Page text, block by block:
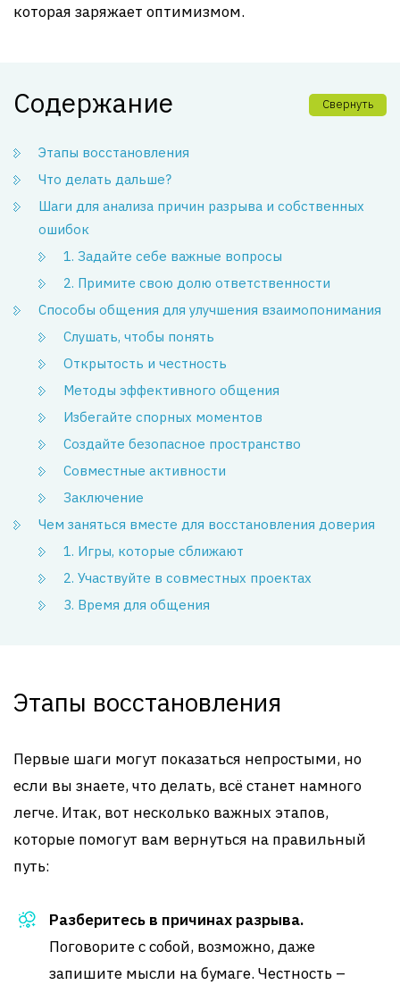
которая заряжает оптимизмом.
Содержание Свернуть
Этапы восстановления
Что делать дальше?
Шаги для анализа причин разрыва и собственных
ошибок
1. Задайте себе важные вопросы
2. Примите свою долю ответственности
Способы общения для улучшения взаимопонимания
Слушать, чтобы понять
Открытость и честность
Методы эффективного общения
Избегайте спорных моментов
Создайте безопасное пространство
Совместные активности
Заключение
Чем заняться вместе для восстановления доверия
1. Игры, которые сближают
2. Участвуйте в совместных проектах
3. Время для общения
Этапы восстановления
Первые шаги могут показаться непростыми, но
если вы знаете, что делать, всё станет намного
легче. Итак, вот несколько важных этапов,
которые помогут вам вернуться на правильный
путь:
Разберитесь в причинах разрыва.
Поговорите с собой, возможно, даже
запишите мысли на бумаге. Честность –